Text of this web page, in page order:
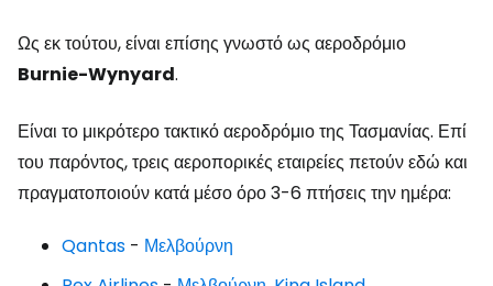
Ως εκ τούτου, είναι επίσης γνωστό ως αεροδρόμιο
Burnie-Wynyard.
Είναι το μικρότερο τακτικό αεροδρόμιο της Τασμανίας. Επί
του παρόντος, τρεις αεροπορικές εταιρείες πετούν εδώ και
πραγματοποιούν κατά μέσο όρο 3-6 πτήσεις την ημέρα:
Qantas - Μελβούρνη